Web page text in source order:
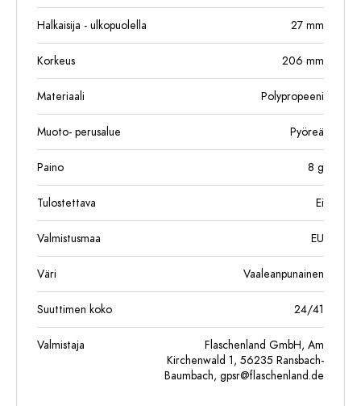
Halkaisija - ulkopuolella 27 mm
Korkeus 206 mm
Materiaali Polypropeeni
Muoto- perusalue Pyöreä
Paino 8 g
Tulostettava Ei
Valmistusmaa EU
Väri Vaaleanpunainen
Suuttimen koko 24/41
Valmistaja
Flaschenland GmbH, Am
Kirchenwald 1, 56235 Ransbach-
Baumbach, gpsr@flaschenland.de